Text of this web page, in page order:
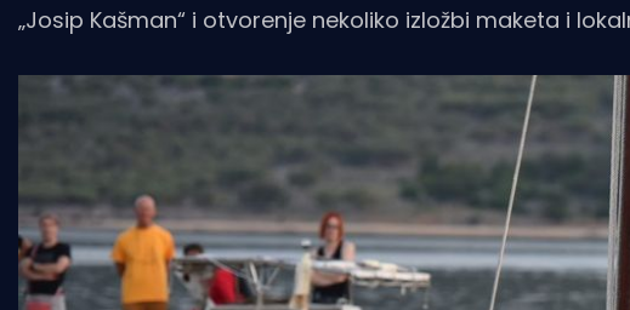
„Josip Kašman“ i otvorenje nekoliko izložbi maketa i